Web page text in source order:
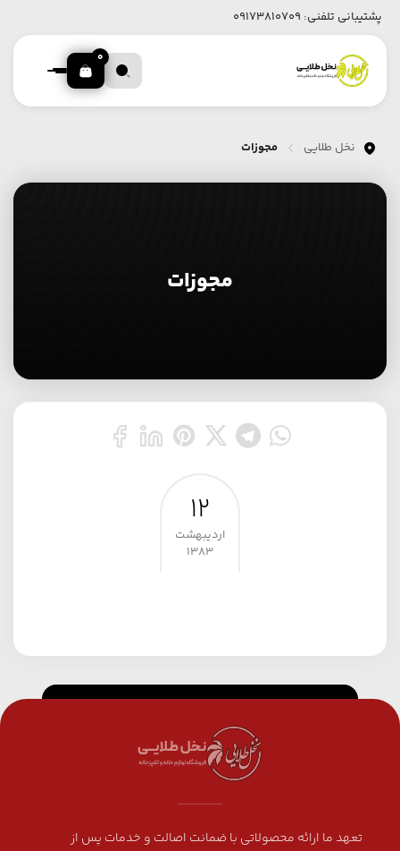
پشتیبانی تلفنی: 09173810709
0
نخل طلایی مجوزات
مجوزات
۱۲
اردیبهشت
۱۳۸۳
تعهد ما ارائه محصولاتی با ضمانت اصالت و خدمات پس از